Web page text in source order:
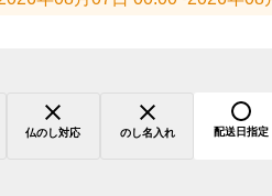
仏のし対応 のし名入れ 配送日指定